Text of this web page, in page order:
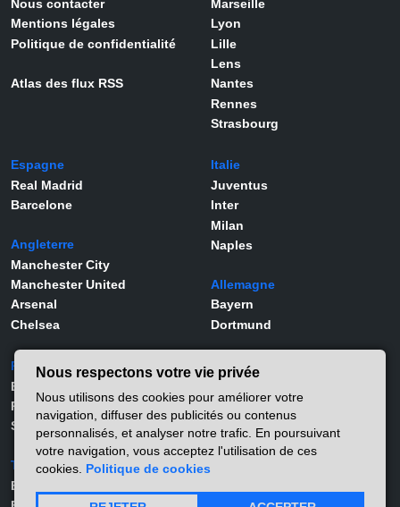
Nous contacter
Mentions légales
Politique de confidentialité
Atlas des flux RSS
Marseille
Lyon
Lille
Lens
Nantes
Rennes
Strasbourg
Espagne
Real Madrid
Barcelone
Angleterre
Manchester City
Manchester United
Arsenal
Chelsea
Italie
Juventus
Inter
Milan
Naples
Allemagne
Bayern
Dortmund
Portugal
Benfica
Porto
Sporting
Turquie
Besiktas
Joueurs
Lamine Yamal
Rodrygo
Vinicius Jr
Nous respectons votre vie privée
Nous utilisons des cookies pour améliorer votre
navigation, diffuser des publicités ou contenus
personnalisés, et analyser notre trafic. En poursuivant
votre navigation, vous acceptez l'utilisation de ces
cookies. Politique de cookies